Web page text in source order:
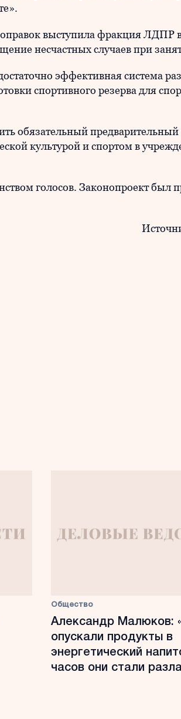
выступила фракция ЛДПР
несчастных случаев при
эффективная система
спортивного резерва для
обязательный
культурой и спортом в
голосов. Законопроект был
Общество
Александр Малюков:
опускали продукты в
энергетический
часов они стали